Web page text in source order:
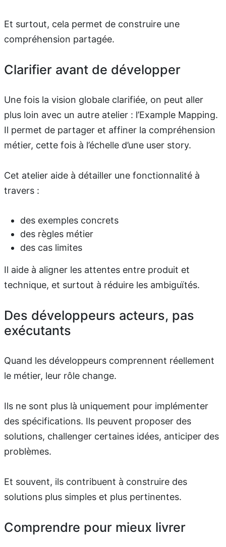
Et surtout, cela permet de construire une
compréhension partagée.
Clarifier avant de développer
Une fois la vision globale clarifiée, on peut aller
plus loin avec un autre atelier : l’Example Mapping.
Il permet de partager et affiner la compréhension
métier, cette fois à l’échelle d’une user story.
Cet atelier aide à détailler une fonctionnalité à
travers :
des exemples concrets
des règles métier
des cas limites
Il aide à aligner les attentes entre produit et
technique, et surtout à réduire les ambiguïtés.
Des développeurs acteurs, pas
exécutants
Quand les développeurs comprennent réellement
le métier, leur rôle change.
Ils ne sont plus là uniquement pour implémenter
des spécifications. Ils peuvent proposer des
solutions, challenger certaines idées, anticiper des
problèmes.
Et souvent, ils contribuent à construire des
solutions plus simples et plus pertinentes.
Comprendre pour mieux livrer